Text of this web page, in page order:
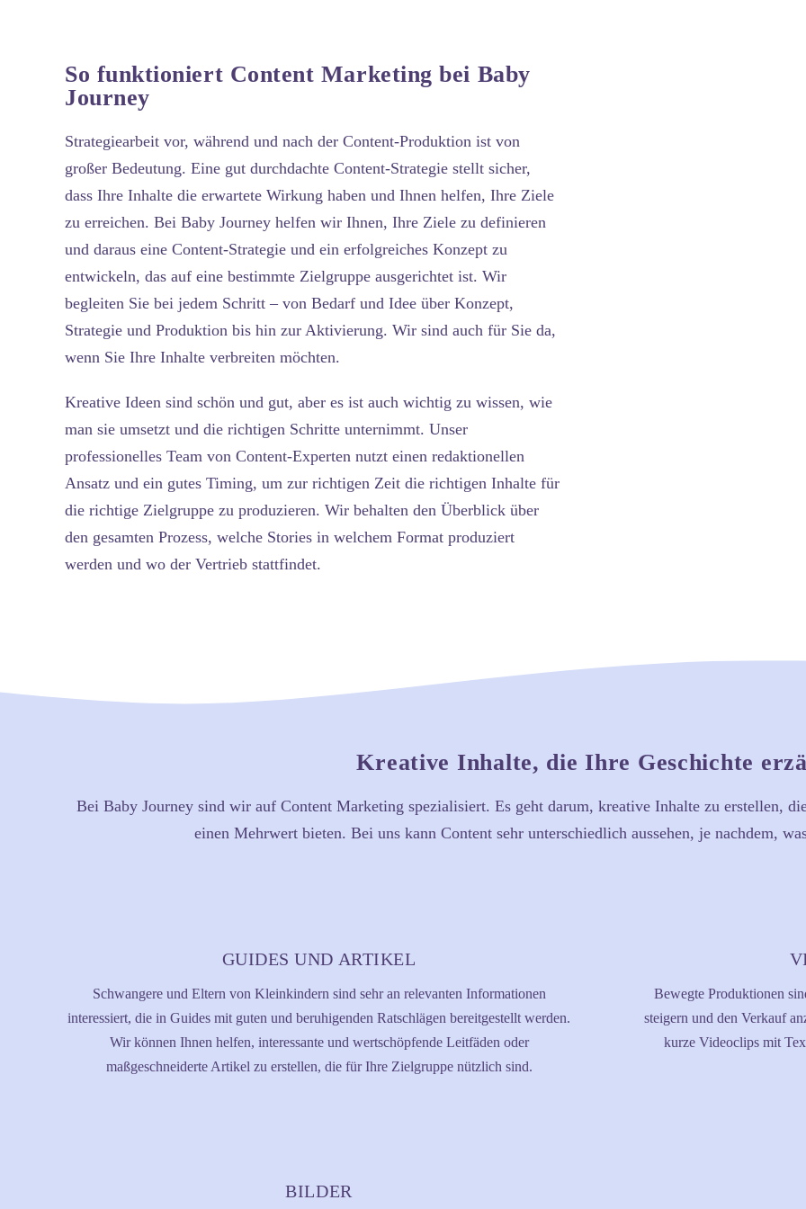
So funktioniert Content Marketing bei Baby
Journey
Strategiearbeit vor, während und nach der Content-Produktion ist von
großer Bedeutung. Eine gut durchdachte Content-Strategie stellt sicher,
dass Ihre Inhalte die erwartete Wirkung haben und Ihnen helfen, Ihre Ziele
zu erreichen. Bei Baby Journey helfen wir Ihnen, Ihre Ziele zu definieren
und daraus eine Content-Strategie und ein erfolgreiches Konzept zu
entwickeln, das auf eine bestimmte Zielgruppe ausgerichtet ist. Wir
begleiten Sie bei jedem Schritt – von Bedarf und Idee über Konzept,
Strategie und Produktion bis hin zur Aktivierung. Wir sind auch für Sie da,
wenn Sie Ihre Inhalte verbreiten möchten.
Kreative Ideen sind schön und gut, aber es ist auch wichtig zu wissen, wie
man sie umsetzt und die richtigen Schritte unternimmt. Unser
professionelles Team von Content-Experten nutzt einen redaktionellen
Ansatz und ein gutes Timing, um zur richtigen Zeit die richtigen Inhalte für
die richtige Zielgruppe zu produzieren. Wir behalten den Überblick über
den gesamten Prozess, welche Stories in welchem Format produziert
werden und wo der Vertrieb stattfindet.
Kreative Inhalte, die Ihre Geschichte
Bei Baby Journey sind wir auf Content Marketing spezialisiert. Es geht darum, kreative Inhalte zu erstellen,
einen Mehrwert bieten. Bei uns kann Content sehr unterschiedlich aussehen, je nachdem,
GUIDES UND ARTIKEL
Schwangere und Eltern von Kleinkindern sind sehr an relevanten Informationen
interessiert, die in Guides mit guten und beruhigenden Ratschlägen bereitgestellt werden.
Wir können Ihnen helfen, interessante und wertschöpfende Leitfäden oder
maßgeschneiderte Artikel zu erstellen, die für Ihre Zielgruppe nützlich sind.
Bewegte Produktionen
steigern und den Verkauf
kurze Videoclips mit
BILDER